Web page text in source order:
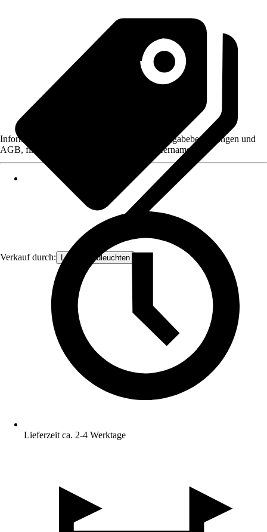
Verkauf durch: Lampenundleuchten
Informationen des Verkäufers, wie z. B. Rückgabebedingungen und
AGB, finden Sie bei Klick auf den Verkäufernamen.
Lieferzeit ca. 2-4 Werktage